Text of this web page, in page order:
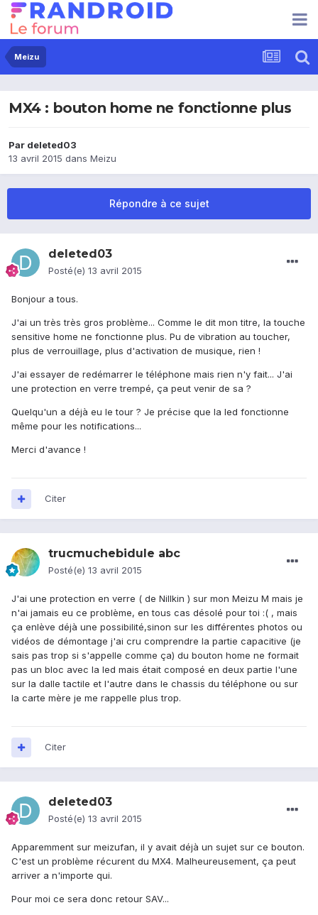
Meizu
MX4 : bouton home ne fonctionne plus
Par deleted03
13 avril 2015 dans Meizu
Répondre à ce sujet
deleted03
Posté(e) 13 avril 2015
Bonjour a tous.
J'ai un très très gros problème... Comme le dit mon titre, la touche
sensitive home ne fonctionne plus. Pu de vibration au toucher,
plus de verrouillage, plus d'activation de musique, rien !
J'ai essayer de redémarrer le téléphone mais rien n'y fait... J'ai
une protection en verre trempé, ça peut venir de sa ?
Quelqu'un a déjà eu le tour ? Je précise que la led fonctionne
même pour les notifications...
Merci d'avance !
Citer
trucmuchebidule abc
Posté(e) 13 avril 2015
J'ai une protection en verre ( de Nillkin ) sur mon Meizu M mais je
n'ai jamais eu ce problème, en tous cas désolé pour toi :( , mais
ça enlève déjà une possibilité,sinon sur les différentes photos ou
vidéos de démontage j'ai cru comprendre la partie capacitive (je
sais pas trop si s'appelle comme ça) du bouton home ne formait
pas un bloc avec la led mais était composé en deux partie l'une
sur la dalle tactile et l'autre dans le chassis du téléphone ou sur
la carte mère je me rappelle plus trop.
Citer
deleted03
Posté(e) 13 avril 2015
Apparemment sur meizufan, il y avait déjà un sujet sur ce bouton.
C'est un problème récurent du MX4. Malheureusement, ça peut
arriver a n'importe qui.
Pour moi ce sera donc retour SAV...